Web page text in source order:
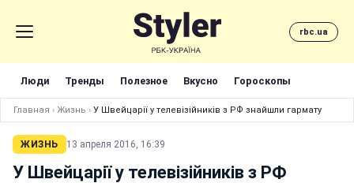
rbc.ua
Люди Тренды Полезное Вкусно Гороскопы
Главная › Жизнь › У Швейцарії у телевізійників з РФ знайшли гармату
ЖИЗНЬ 13 апреля 2016, 16:39
У Швейцарії у телевізійників з РФ